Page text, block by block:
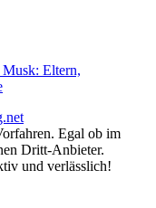
Eltern,
Egal ob im
Dritt-Anbieter.
und verlässlich!